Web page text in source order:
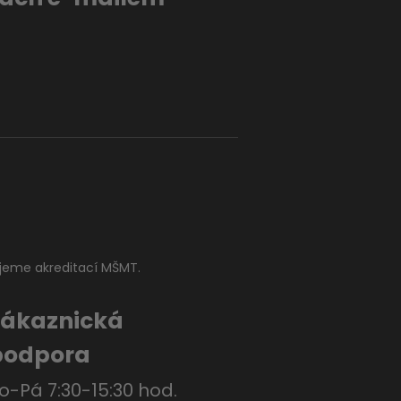
akreditací MŠMT.
Pá 7:30-15:30 hod.